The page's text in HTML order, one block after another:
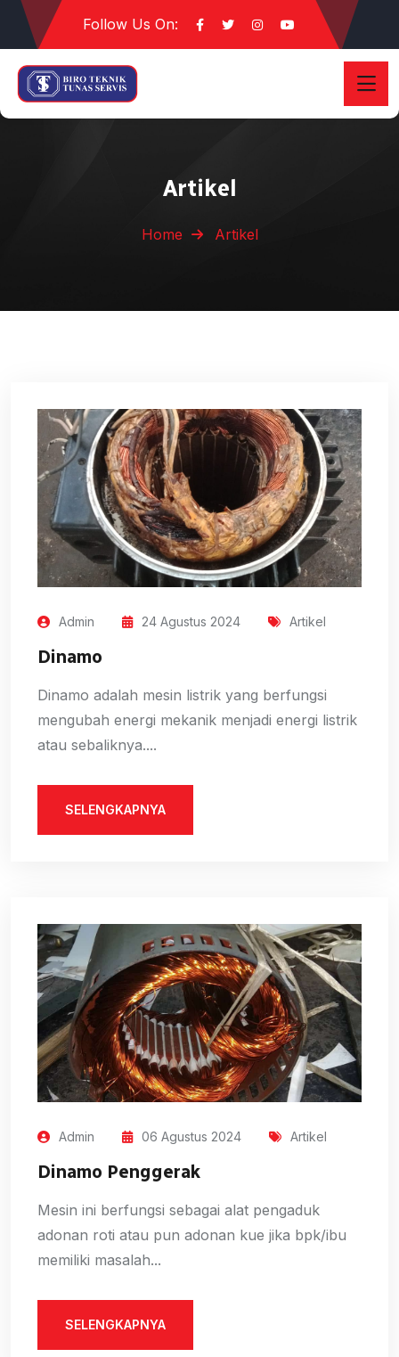
Follow Us On:
Artikel
Home Artikel
Admin 24 Agustus 2024 Artikel
Dinamo
Dinamo adalah mesin listrik yang berfungsi
mengubah energi mekanik menjadi energi listrik
atau sebaliknya....
SELENGKAPNYA
Admin 06 Agustus 2024 Artikel
Dinamo Penggerak
Mesin ini berfungsi sebagai alat pengaduk
adonan roti atau pun adonan kue jika bpk/ibu
memiliki masalah...
SELENGKAPNYA